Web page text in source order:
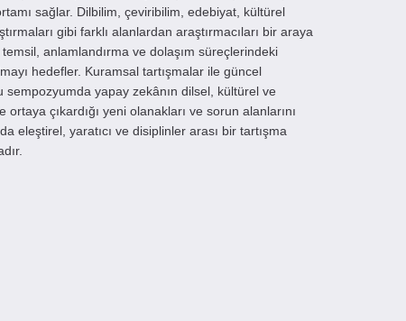
sağlar. Dilbilim, çeviribilim, edebiyat, kültürel
gibi farklı alanlardan araştırmacıları bir araya
anlamlandırma ve dolaşım süreçlerindeki
hedefler. Kuramsal tartışmalar ile güncel
sempozyumda yapay zekânın dilsel, kültürel ve
çıkardığı yeni olanakları ve sorun alanlarını
eleştirel, yaratıcı ve disiplinler arası bir tartışma